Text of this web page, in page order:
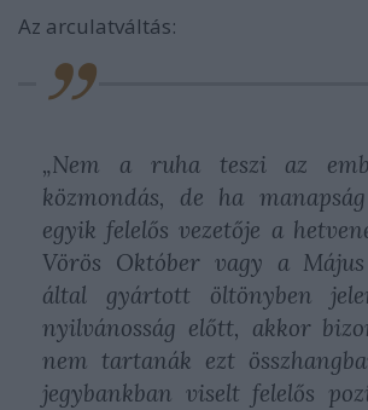
Az arculatváltás:
„Nem a ruha teszi az
közmondás, de ha
egyik felelős vezetője a
Vörös Október vagy a
által gyártott öltönyben
nyilvánosság előtt, akkor
nem tartanák ezt
jegybankban viselt felelős